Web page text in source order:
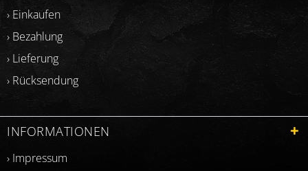
› Einkaufen
› Bezahlung
› Lieferung
› Rücksendung
INFORMATIONEN
› Impressum